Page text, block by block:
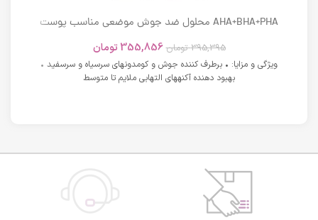
AHA+BHA+PHA محلول ضد جوش موضعی مناسب پوست
395,395 تومان 355,856 تومان
ویژگی و مزایا: • برطرف کننده جوش و کومدونهای سرسیاه و سرسفید •
بهبود دهنده آکنههای التهابی ملایم تا متوسط